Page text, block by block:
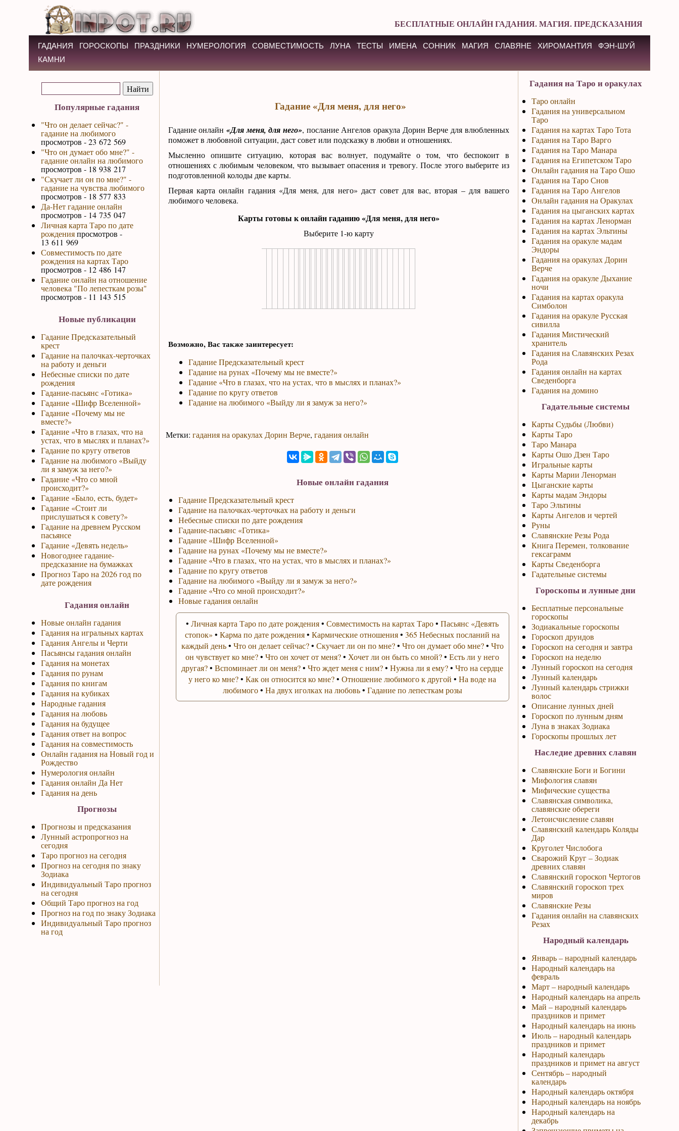
БЕСПЛАТНЫЕ ОНЛАЙН ГАДАНИЯ. МАГИЯ. ПРЕДСКАЗАНИЯ
ГАДАНИЯ ГОРОСКОПЫ ПРАЗДНИКИ НУМЕРОЛОГИЯ СОВМЕСТИМОСТЬ ЛУНА ТЕСТЫ ИМЕНА СОННИК МАГИЯ СЛАВЯНЕ ХИРОМАНТИЯ
ФЭН-ШУЙ
КАМНИ
Популярные гадания
"Что он делает сейчас?" -
гадание на любимого
просмотров - 23 672 569
"Что он думает обо мне?" -
гадание онлайн на любимого
просмотров - 18 938 217
"Скучает ли он по мне?" -
гадание на чувства любимого
просмотров - 18 577 833
Да-Нет гадание онлайн
просмотров - 14 735 047
Личная карта Таро по дате
рожденияпросмотров -
13 611 969
Совместимость по дате
рождения на картах Таро
просмотров - 12 486 147
Гадание онлайн на отношение
человека "По лепесткам розы"
просмотров - 11 143 515
Новые публикации
Гадание Предсказательный
крест
Гадание на палочках-черточках
на работу и деньги
Небесные списки по дате
рождения
Гадание-пасьянс «Готика»
Гадание «Шифр Вселенной»
Гадание «Почему мы не
вместе?»
Гадание «Что в глазах, что на
устах, что в мыслях и планах?»
Гадание по кругу ответов
Гадание на любимого «Выйду
ли я замуж за него?»
Гадание «Что со мной
происходит?»
Гадание «Было, есть, будет»
Гадание «Стоит ли
прислушаться к совету?»
Гадание на древнем Русском
пасьянсе
Гадание «Девять недель»
Новогоднее гадание-
предсказание на бумажках
Прогноз Таро на 2026 год по
дате рождения
Гадания онлайн
Новые онлайн гадания
Гадания на игральных картах
Гадания Ангелы и Черти
Пасьянсы гадания онлайн
Гадания на монетах
Гадания по рунам
Гадания по книгам
Гадания на кубиках
Народные гадания
Гадания на любовь
Гадания на будущее
Гадания ответ на вопрос
Гадания на совместимость
Онлайн гадания на Новый год и
Рождество
Нумерология онлайн
Гадания онлайн Да Нет
Гадания на день
Прогнозы
Прогнозы и предсказания
Лунный астропрогноз на
сегодня
Таро прогноз на сегодня
Прогноз на сегодня по знаку
Зодиака
Индивидуальный Таро прогноз
на сегодня
Общий Таро прогноз на год
Прогноз на год по знаку Зодиака
Индивидуальный Таро прогноз
на год
Гадание «Для меня, для него»
Гадание онлайн «Для меня, для него», послание Ангелов оракула Дорин Верче для влюбленных
поможет в любовной ситуации, даст совет или подсказку в любви и отношениях.
Мысленно опишите ситуацию, которая вас волнует, подумайте о том, что беспокоит в
отношениях с любимым человеком, что вызывает опасения и тревогу. После этого выберите из
подготовленной колоды две карты.
Первая карта онлайн гадания «Для меня, для него» даст совет для вас, вторая – для вашего
любимого человека.
Карты готовы к онлайн гаданию «Для меня, для него»
Выберите 1-ю карту
Возможно, Вас также заинтересует:
Гадание Предсказательный крест
Гадание на рунах «Почему мы не вместе?»
Гадание «Что в глазах, что на устах, что в мыслях и планах?»
Гадание по кругу ответов
Гадание на любимого «Выйду ли я замуж за него?»
Метки: гадания на оракулах Дорин Верче, гадания онлайн
Новые онлайн гадания
Гадание Предсказательный крест
Гадание на палочках-черточках на работу и деньги
Небесные списки по дате рождения
Гадание-пасьянс «Готика»
Гадание «Шифр Вселенной»
Гадание на рунах «Почему мы не вместе?»
Гадание «Что в глазах, что на устах, что в мыслях и планах?»
Гадание по кругу ответов
Гадание на любимого «Выйду ли я замуж за него?»
Гадание «Что со мной происходит?»
Новые гадания онлайн
• Личная карта Таро по дате рождения• Совместимость на картах Таро• Пасьянс «Девять
стопок» • Карма по дате рождения• Кармические отношения• 365 Небесных посланий на
каждый день• Что он делает сейчас?• Скучает ли он по мне?• Что он думает обо мне?• Что
он чувствует ко мне?• Что он хочет от меня?• Хочет ли он быть со мной?• Есть ли у него
другая?• Вспоминает ли он меня?• Что ждет меня с ним?• Нужна ли я ему?• Что на сердце
у него ко мне?• Как он относится ко мне?• Отношение любимого к другой • На воде на
любимого• На двух иголках на любовь• Гадание по лепесткам розы
Гадания на Таро и оракулах
Таро онлайн
Гадания на универсальном
Таро
Гадания на картах Таро Тота
Гадания на Таро Варго
Гадания на Таро Манара
Гадания на Египетском Таро
Онлайн гадания на Таро Ошо
Гадания на Таро Снов
Гадания на Таро Ангелов
Онлайн гадания на Оракулах
Гадания на цыганских картах
Гадания на картах Ленорман
Гадания на картах Эльтины
Гадания на оракуле мадам
Эндоры
Гадания на оракулах Дорин
Верче
Гадания на оракуле Дыхание
ночи
Гадания на картах оракула
Симболон
Гадания на оракуле Русская
сивилла
Гадания Мистический
хранитель
Гадания на Славянских Резах
Рода
Гадания онлайн на картах
Сведенборга
Гадания на домино
Гадательные системы
Карты Судьбы (Любви)
Карты Таро
Таро Манара
Карты Ошо Дзен Таро
Игральные карты
Карты Марии Ленорман
Цыганские карты
Карты мадам Эндоры
Таро Эльтины
Карты Ангелов и чертей
Руны
Славянские Резы Рода
Книга Перемен, толкование
гексаграмм
Карты Сведенборга
Гадательные системы
Гороскопы и лунные дни
Бесплатные персональные
гороскопы
Зодиакальные гороскопы
Гороскоп друидов
Гороскоп на сегодня и завтра
Гороскоп на неделю
Лунный гороскоп на сегодня
Лунный календарь
Лунный календарь стрижки
волос
Описание лунных дней
Гороскоп по лунным дням
Луна в знаках Зодиака
Гороскопы прошлых лет
Наследие древних славян
Славянские Боги и Богини
Мифология славян
Мифические существа
Славянская символика,
славянские обереги
Летоисчисление славян
Славянский календарь Коляды
Дар
Круголет Числобога
Сварожий Круг – Зодиак
древних славян
Славянский гороскоп Чертогов
Славянский гороскоп трех
миров
Славянские Резы
Гадания онлайн на славянских
Резах
Народный календарь
Январь – народный календарь
Народный календарь на
февраль
Март – народный календарь
Народный календарь на апрель
Май – народный календарь
праздников и примет
Народный календарь на июнь
Июль – народный календарь
праздников и примет
Народный календарь
праздников и примет на август
Сентябрь – народный
календарь
Народный календарь октября
Народный календарь на ноябрь
Народный календарь на
декабрь